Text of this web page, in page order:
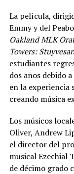
La película,
Emmy y del
Oakland MLK
Towers:
estudiantes
dos años debido
en la experiencia
creando música
Los músicos
Oliver, Andrew
el director del
musical Ezechial
de décimo grado